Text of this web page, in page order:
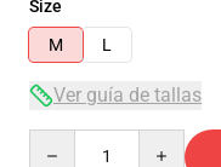
Size
M
L
Ver guía de tallas